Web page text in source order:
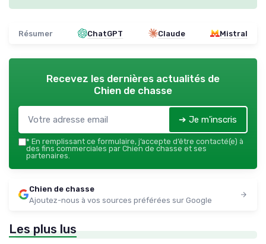
Résumer ChatGPT Claude Mistral
Recevez les dernières actualités de
Chien de chasse
➔ Je m'inscris
* En remplissant ce formulaire, j’accepte d’être contacté(e) à
des fins commerciales par Chien de chasse et ses
partenaires.
Chien de chasse
Ajoutez-nous à vos sources préférées sur Google
Les plus lus